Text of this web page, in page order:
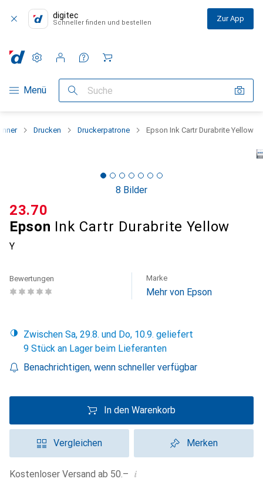
digitec
Schneller finden und bestellen Zur App
Navigation nach Kategorien
Menü Suche
Einstellungen
Kundenkonto
Vergleichslisten
Merklisten
Warenkorb
Drucken Druckerpatrone Epson Ink Cartr Durabrite Yellow
8 Bilder
Epson Ink Cartr Durabrite Yellow
Y
CHF
23.70
Bewertungen Marke
Mehr von Epson
Zwischen Sa, 29.8. und Do, 10.9. geliefert
9 Stück an Lager beim Lieferanten
Benachrichtigen, wenn schneller verfügbar
In den Warenkorb
Vergleichen Merken
Kostenloser Versand ab 50.– i